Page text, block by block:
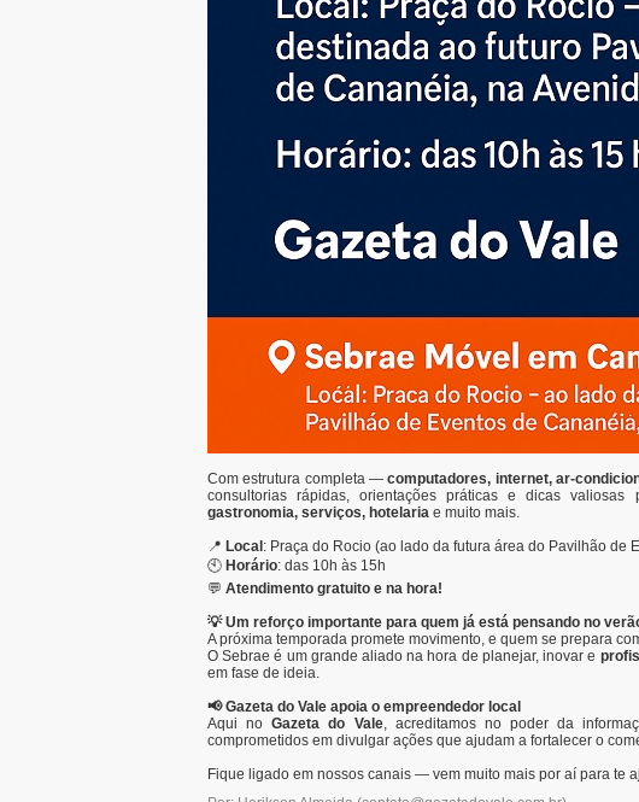
Com estrutura completa —computadores, internet, ar-
consultorias rápidas, orientações práticas e dicas
gastronomia, serviços, hotelaria e muito mais.
📍 Local : Praça do Rocio (ao lado da futura área do Pavilhão de
🕙 Horário: das 10h às 15h
💬 Atendimento gratuito e na hora!
💡 Um reforço importante para quem já está pensando no
A próxima temporada promete movimento, e quem se prepara
O Sebrae é um grande aliado na hora de planejar, inovar e
em fase de ideia.
📢 Gazeta do Vale apoia o empreendedor local
Aqui noGazeta do Vale, acreditamos no poder da
comprometidos em divulgar ações que ajudam a fortalecer o
Fique ligado em nossos canais — vem muito mais por aí para te